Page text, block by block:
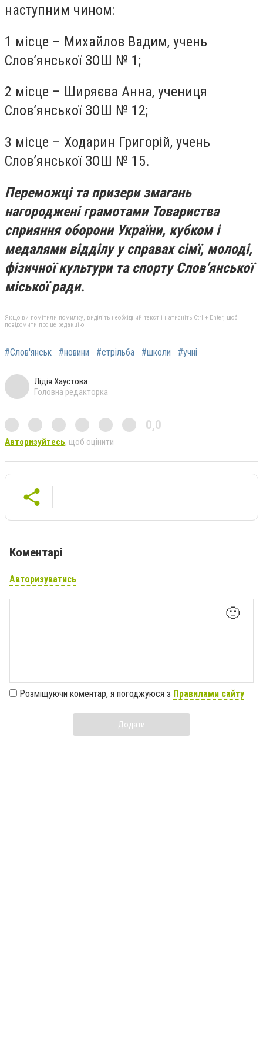
наступним чином:
1 місце – Михайлов Вадим, учень
Слов’янської ЗОШ № 1;
2 місце – Ширяєва Анна, учениця
Слов’янської ЗОШ № 12;
3 місце – Ходарин Григорій, учень
Слов’янської ЗОШ № 15.
Переможці та призери змагань
нагороджені грамотами Товариства
сприяння оборони України, кубком і
медалями відділу у справах сімї, молоді,
фізичної культури та спорту Слов’янської
міської ради.
Якщо ви помітили помилку, виділіть необхідний текст і натисніть Ctrl + Enter, щоб
повідомити про це редакцію
#Слов'янськ #новини #стрільба #школи #учні
Лідія Хаустова
Головна редакторка
0,0
Авторизуйтесь, щоб оцінити
Коментарі
Авторизуватись
🙂
Розміщуючи коментар, я погоджуюся з Правилами сайту
Додати